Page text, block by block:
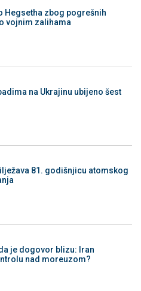
Hegsetha zbog pogrešnih
vojnim zalihama
na Ukrajinu ubijeno šest
81. godišnjicu atomskog
je dogovor blizu: Iran
nad moreuzom?